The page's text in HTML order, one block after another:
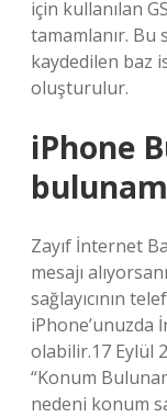
için kullanılan
tamamlanır. Bu
kaydedilen baz
oluşturulur.
iPhone
Zayıf İnternet
mesajı
sağlayıcının
iPhone’unuzda
olabilir.17 Eylül
“Konum
nedeni konum